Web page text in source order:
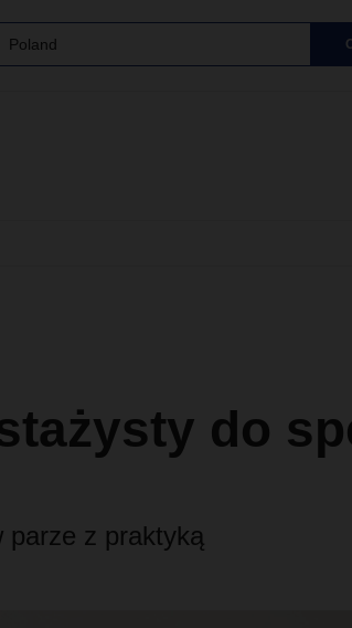
Poland
do
parze z praktyką